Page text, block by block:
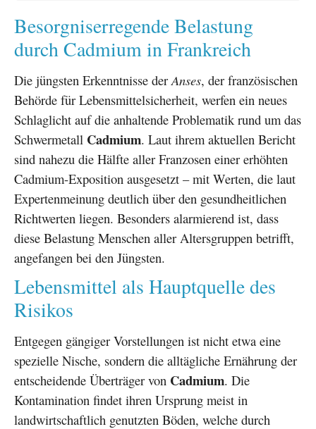
Besorgniserregende Belastung
durch Cadmium in Frankreich
Die jüngsten Erkenntnisse der Anses, der französischen
Behörde für Lebensmittelsicherheit, werfen ein neues
Schlaglicht auf die anhaltende Problematik rund um das
Schwermetall Cadmium. Laut ihrem aktuellen Bericht
sind nahezu die Hälfte aller Franzosen einer erhöhten
Cadmium-Exposition ausgesetzt – mit Werten, die laut
Expertenmeinung deutlich über den gesundheitlichen
Richtwerten liegen. Besonders alarmierend ist, dass
diese Belastung Menschen aller Altersgruppen betrifft,
angefangen bei den Jüngsten.
Lebensmittel als Hauptquelle des
Risikos
Entgegen gängiger Vorstellungen ist nicht etwa eine
spezielle Nische, sondern die alltägliche Ernährung der
entscheidende Überträger von Cadmium. Die
Kontamination findet ihren Ursprung meist in
landwirtschaftlich genutzten Böden, welche durch